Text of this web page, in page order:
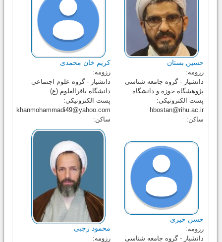
حسین بستان
رزومه:
دانشیار - گروه جامعه شناسی
پژوهشگاه حوزه و دانشگاه
پست الکترونیکی:
hbostan@rihu.ac.ir
ساکن:
کریم خان محمدی
رزومه:
دانشیار - گروه علوم اجتماعی
دانشگاه باقرالعلوم (ع)
پست الکترونیکی:
khanmohammadi49@yahoo.com
ساکن:
حسن خیری
رزومه:
دانشیار - گروه جامعه شناسی
محمود رجبی
رزومه: